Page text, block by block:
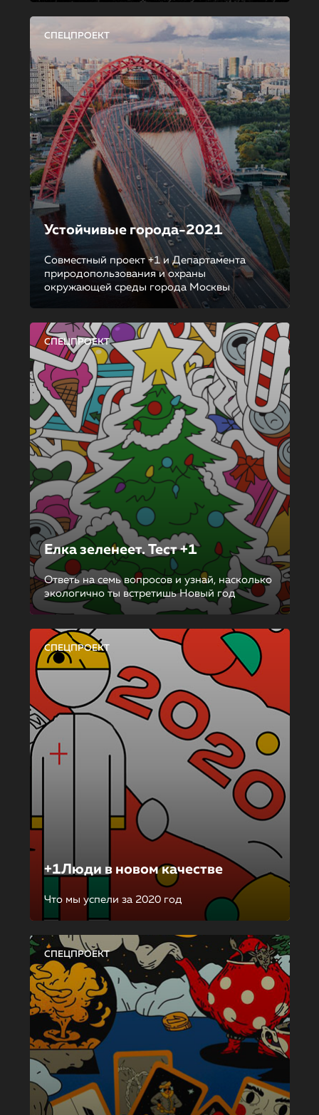
СПЕЦПРОЕКТ
Устойчивые города-2021
Совместный проект +1 и Департамента
природопользования и охраны
окружающей среды города Москвы
СПЕЦПРОЕКТ
Елка зеленеет. Тест +1
Ответь на семь вопросов и узнай, насколько
экологично ты встретишь Новый год
СПЕЦПРОЕКТ
+1Люди в новом качестве
Что мы успели за 2020 год
СПЕЦПРОЕКТ